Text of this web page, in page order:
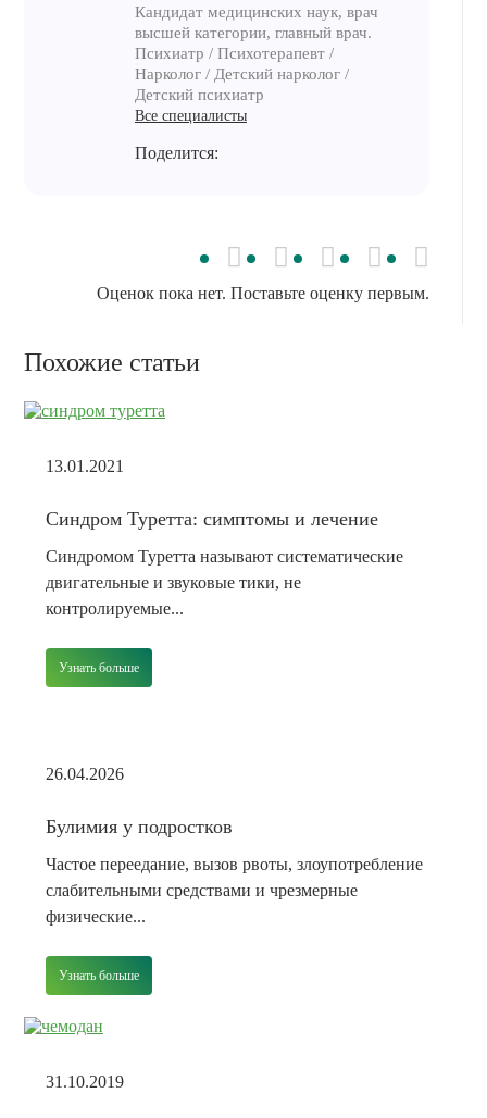
Кандидат медицинских наук, врач
высшей категории, главный врач.
Психиатр / Психотерапевт /
Нарколог / Детский нарколог /
Детский психиатр
Все специалисты
Поделится:
Оценок пока нет. Поставьте оценку первым.
Похожие статьи
13.01.2021
Синдром Туретта: симптомы и лечение
Синдромом Туретта называют систематические
двигательные и звуковые тики, не
контролируемые...
Узнать больше
26.04.2026
Булимия у подростков
Частое переедание, вызов рвоты, злоупотребление
слабительными средствами и чрезмерные
физические...
Узнать больше
31.10.2019